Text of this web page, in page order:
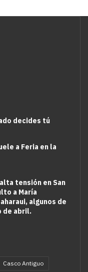
decides tú
a Feria en la
tensión en San
a María
algunos de
de abril.
Casco Antiguo